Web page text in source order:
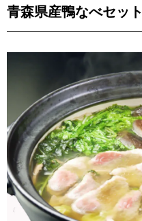
青森県産鴨なべセット